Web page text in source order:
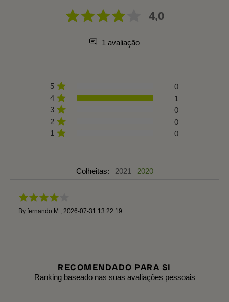
4,0
1 avaliação
5
0
4
1
3
0
2
0
1
0
Colheitas: 2021 2020
By fernando M. 2026-07-31 13:22:19
RECOMENDADO PARA SI
Ranking baseado nas suas avaliações pessoais